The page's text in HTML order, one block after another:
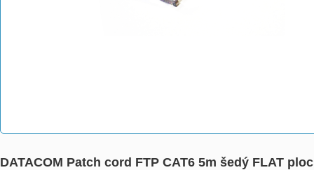
DATACOM Patch cord FTP CAT6 5m šedý FLAT